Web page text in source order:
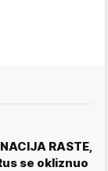
RASTE,
se okliznuo